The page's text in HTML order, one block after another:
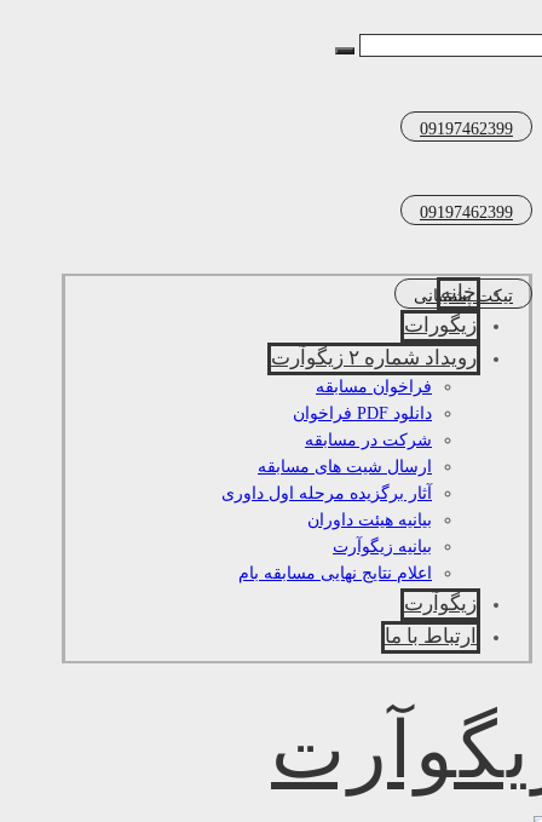
09197462399
09197462399
تیکت پشتیبانی
خانه
زیگورات
رویداد شماره ۲ زیگوآرت
فراخوان مسابقه
دانلود PDF فراخوان
شرکت در مسابقه
ارسال شیت های مسابقه
آثار برگزیده مرحله اول داوری
بیانیه هیئت داوران
بیانیه زیگوآرت
اعلام نتایج نهایی مسابقه بام
زیگوآرت
ارتباط با ما